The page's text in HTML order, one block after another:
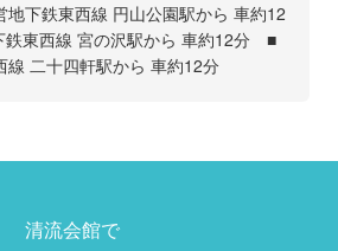
下鉄東西線 円山公園駅から 車約12
東西線 宮の沢駅から 車約12分 ■
線 二十四軒駅から 車約12分
清流会館で